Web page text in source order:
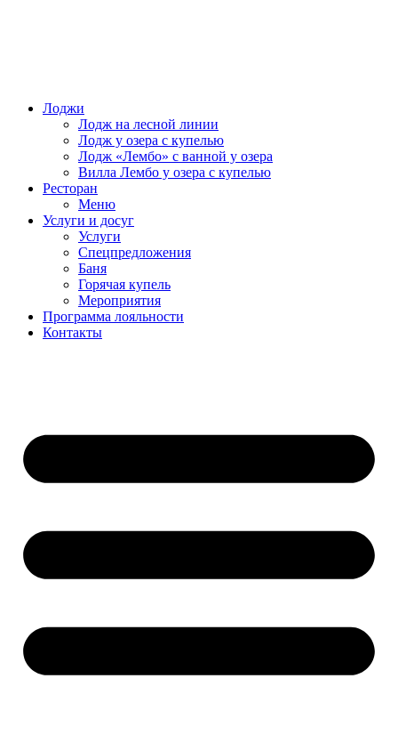
Лоджи
Лодж на лесной линии
Лодж у озера с купелью
Лодж «Лембо» с ванной у озера
Вилла Лембо у озера с купелью
Ресторан
Меню
Услуги и досуг
Услуги
Спецпредложения
Баня
Горячая купель
Мероприятия
Программа лояльности
Контакты